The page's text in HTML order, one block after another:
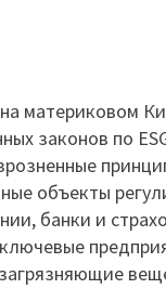
материковом
законов по
объекты
банки и